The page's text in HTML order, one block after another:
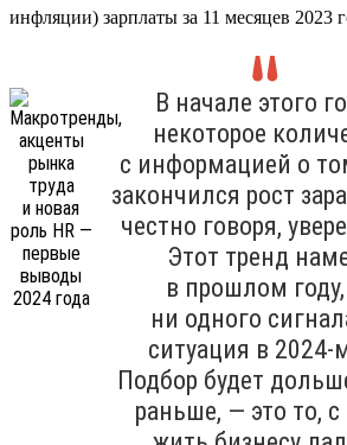
инфляции) зарплаты за 11 месяцев 2023
В начале этого
некоторое
с информацией о
закончился рост
честно говоря,
Этот тренд
в прошлом
ни одного
ситуация в 2024-
Подбор будет
раньше, — это то,